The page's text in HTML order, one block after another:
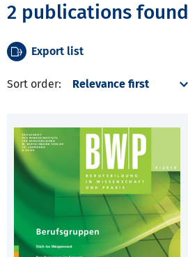
2 publications found
Export list
Sort order: